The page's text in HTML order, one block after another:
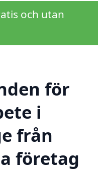
och utan
för
i
från
företag